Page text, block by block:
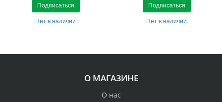
Подписаться
Нет в наличии
Подписаться
Нет в наличии
О МАГАЗИНЕ
О нас